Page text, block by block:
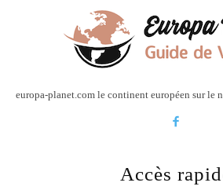
europa-planet.com le continent européen sur le
Accès